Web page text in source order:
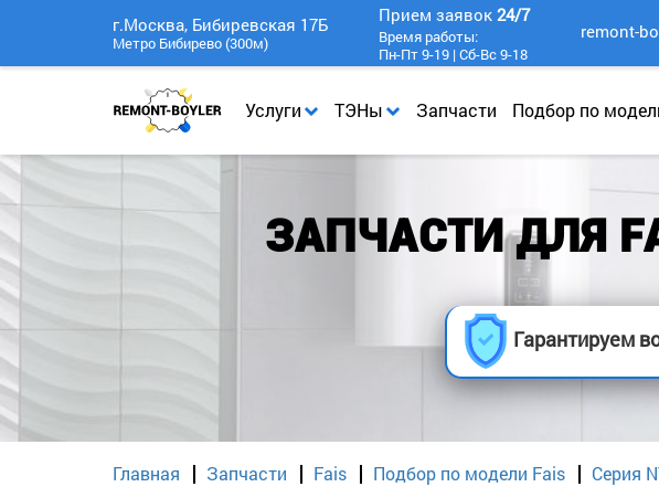
Услуги ТЭНы Запчасти Подбор по
г.Москва, Бибиревская 17Б
Метро Бибирево (300м)
Прием заявок 24/7
Время работы:
Пн-Пт 9-19 | Сб-Вс 9-18
remont-
ЗАПЧАСТИ ДЛЯ
Гарантируем
Главная Запчасти Fais Подбор по модели Fais Серия